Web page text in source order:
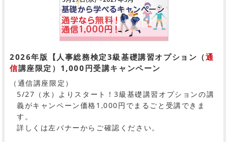
2026年版【人事総務検定3級基礎講習オプション（通
信講座限定）1,000円受講キャンペーン
（通信講座限定）
5/27（水）よりスタート！3級基礎講習オプションの講
義がキャンペーン価格1,000円でまるごと受講できま
す。
詳しくは左バナーからご確認ください。